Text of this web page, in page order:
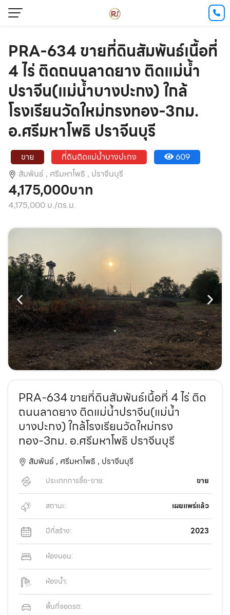
PRA-634 ขายที่ดินสัมพันธ์เนื้อที่
4 ไร่ ติดถนนลาดยาง ติดแม่น้ำ
ปราจีน(แม่น้ำบางปะกง) ใกล้
โรงเรียนวัดใหม่กรงทอง-3กม.
อ.ศรีมหาโพธิ ปราจีนบุรี
ขาย ที่ดินติดแม่น้ำบางปะกง
609
สัมพันธ์ , ศรีมหาโพธิ , ปราจีนบุรี
4,175,000บาท
4,175,000 บ./ตร.ม.
PRA-634 ขายที่ดินสัมพันธ์เนื้อที่ 4 ไร่ ติด
ถนนลาดยาง ติดแม่น้ำปราจีน(แม่น้ำ
บางปะกง) ใกล้โรงเรียนวัดใหม่กรง
ทอง-3กม. อ.ศรีมหาโพธิ ปราจีนบุรี
สัมพันธ์ , ศรีมหาโพธิ , ปราจีนบุรี
ประเภทการซื้อ-ขาย: ขาย
สถานะ: เผยแพร่แล้ว
ปีที่สร้าง: 2023
ห้องนอน:
ห้องน้ำ:
พื้นที่จอดรถ: